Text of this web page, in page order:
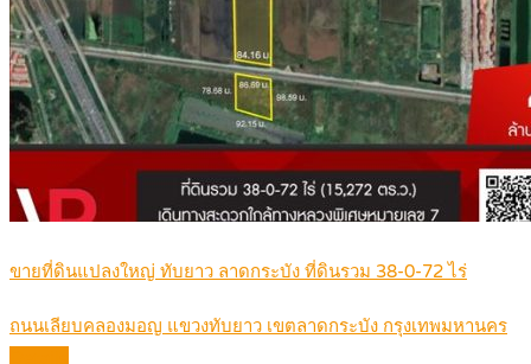
ขายที่ดินแปลงใหญ่ ทับยาว ลาดกระบัง ที่ดินรวม 38-0-72 ไร่
ถนนเลียบคลองมอญ แขวงทับยาว เขตลาดกระบัง กรุงเทพมหานคร